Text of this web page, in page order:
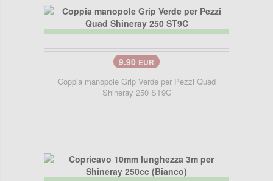
9.90 EUR
Coppia manopole Grip Verde per Pezzi Quad
Shineray 250 ST9C